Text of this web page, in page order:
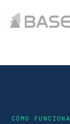
CÓMO FUNCIONA